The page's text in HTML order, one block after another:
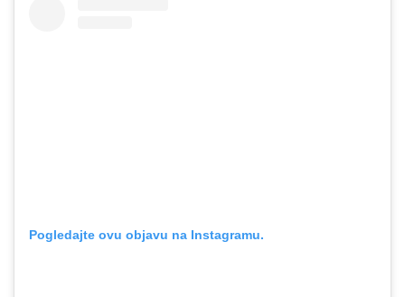
Pogledajte ovu objavu na Instagramu.